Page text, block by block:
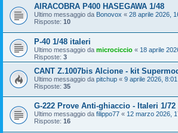
AIRACOBRA P400 HASEGAWA 1/48
Ultimo messaggio da Bonovox « 28 aprile 2026,
Risposte: 10
P-40 1/48 italeri
Ultimo messaggio da microciccio « 18 aprile
Risposte: 3
CANT Z.1007bis Alcione - kit
Ultimo messaggio da pitchup « 9 aprile 2026, 8:01
Risposte: 35
G-222 Prove Anti-ghiaccio - Italeri 1/72
Ultimo messaggio da filippo77 « 12 marzo 2026,
Risposte: 16